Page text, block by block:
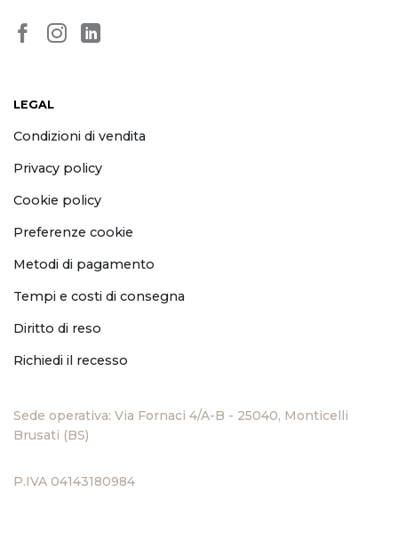
LEGAL
Condizioni di vendita
Privacy policy
Cookie policy
Preferenze cookie
Metodi di pagamento
Tempi e costi di consegna
Diritto di reso
Richiedi il recesso
Sede operativa: Via Fornaci 4/A-B - 25040, Monticelli
Brusati (BS)
P.IVA 04143180984